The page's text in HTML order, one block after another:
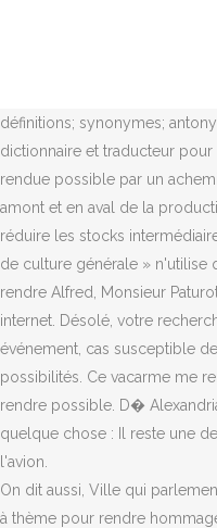
définitions; synonymes;
dictionnaire et traducteur
rendue possible par un
amont et en aval de la
réduire les stocks
de culture générale » n'utilise
rendre Alfred, Monsieur
internet. Désolé, votre
événement, cas susceptible
possibilités. Ce vacarme me
rendre possible. D�
quelque chose : Il reste une
l'avion.
On dit aussi, Ville qui
à thème pour rendre